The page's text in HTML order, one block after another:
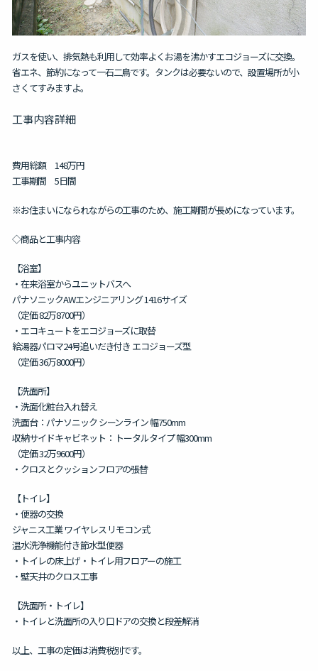
ガスを使い、排気熱も利用して効率よくお湯を沸かすエコジョーズに交換。
省エネ、節約になって一石二鳥です。タンクは必要ないので、設置場所が小
さくてすみますよ。
工事内容詳細
費用総額 148万円
工事期間 5日間
※お住まいになられながらの工事のため、施工期間が長めになっています。
◇商品と工事内容
【浴室】
・在来浴室からユニットバスへ
パナソニックAWエンジニアリング 1416サイズ
（定価 82万8700円）
・エコキュートをエコジョーズに取替
給湯器パロマ24号追いだき付き エコジョーズ型
（定価 36万8000円）
【洗面所】
・洗面化粧台入れ替え
洗面台：パナソニック シーンライン 幅750mm
収納サイドキャビネット： トータルタイプ 幅300mm
（定価 32万9600円）
・クロスとクッションフロアの張替
【トイレ】
・便器の交換
ジャニス工業 ワイヤレス リモコン式
温水洗浄機能付き節水型便器
・トイレの床上げ・トイレ用フロアーの施工
・壁天井のクロス工事
【洗面所・トイレ】
・トイレと洗面所の入り口ドアの交換と段差解消
以上、工事の定価は消費税別です。